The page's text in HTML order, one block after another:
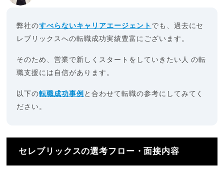
弊社のすべらないキャリアエージェント でも、過去にセ
レブリックスへの転職成功実績豊富にございます。
そのため、営業で新しくスタートをしていきたい人 の転
職支援には自信があります。
以下の転職成功事例 と合わせて転職の参考にしてみてく
ださい。
セレブリックスの選考フロー・面接内容